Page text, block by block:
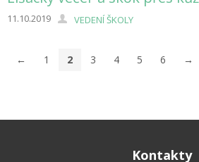
11.10.2019 VEDENÍ ŠKOLY
← 1 2 3 4 5 6 →
Kontakty